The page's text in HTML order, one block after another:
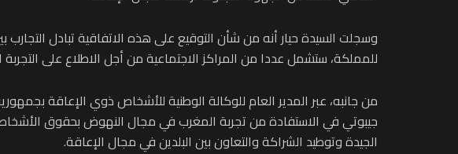
وسجلت السيدة حيار أنه من شأن التوقيع على هذه الاتفاقية تبادل التجارب
للمملكة، ستشمل عددا من المراكز الاجتماعية من أجل الاطلاع على التجربة
من جانبه، عبر المدير العام للوكالة الوطنية للأشخاص ذوي الإعاقة
جيبوتي في الاستفادة من تجربة المغرب في مجال النهوض بحقوق
الجيدة وتوطيد الشراكة والتعاون بين البلدين في مجال الإعاقة.